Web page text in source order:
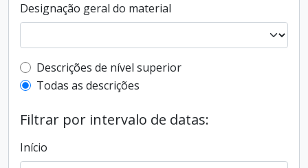
Designação geral do material
Filtro de descrição de nível superior
Descrições de nível superior
Todas as descrições
Filtrar por intervalo de datas:
Início